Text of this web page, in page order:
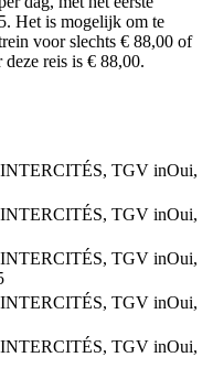
Het is mogelijk om te
voor slechts € 88,00 of
reis is € 88,00.
TGV inOui,
TGV inOui,
TGV inOui,
TGV inOui,
TGV inOui,